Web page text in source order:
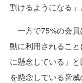
割けるようになる」
一方で75%の会員
動に利用されるこ
に懸念している」
を懸念している脅